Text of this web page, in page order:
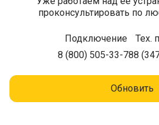
проконсультировать по
Подключение
8 (800) 505-33-78
Тех.
8
Обновить